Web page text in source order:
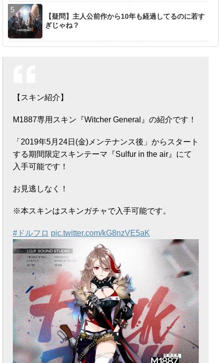
【疑問】主人公前作から10年も経過してるのに若す
ぎじゃね？
【スキン紹介】
M1887専用スキン『Witcher General』の紹介です！
「2019年5月24日(金)メンテナンス後」からスタート
する期間限定スキンテーマ『Sulfur in the air』にて
入手可能です！
お見逃しなく！
※本スキンはスキンガチャで入手可能です。
#ドルフロ pic.twitter.com/kG8nzVE5aK